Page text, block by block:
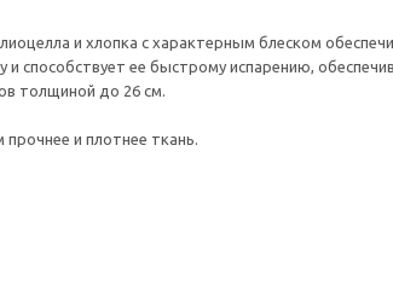
и хлопка с характерным блеском
и способствует ее быстрому испарению,
толщиной до 26 см.
и плотнее ткань.